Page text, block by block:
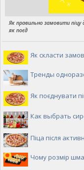
Загублено
Знайдено
Інше
Тварини
Зоотовари
Кішки і котенята
Собаки і цуценята
Акваріумістика
Пташки
Гризуни
Сільгосп тварини
Бюро знахідок
В'язка
Інші тварини
Афіша
Афіша Полтавщини
Як правильно замовити піцу
як поєд
Як скласти
Тренды
Як поєднувати
Как выбрать
Піца після
Чому розмір